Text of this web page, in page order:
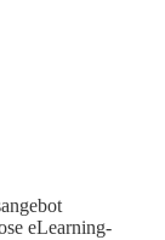
eLearning-